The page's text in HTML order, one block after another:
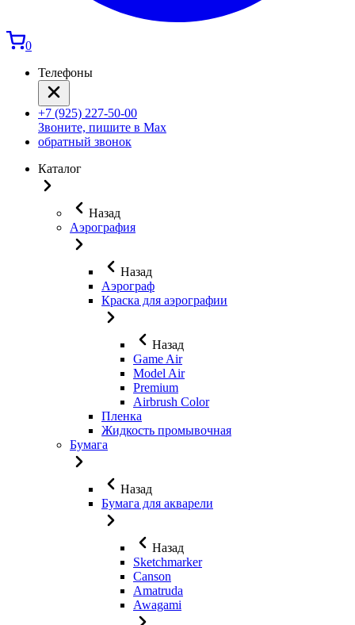
0
Телефоны
+7 (925) 227-50-00
Звоните, пишите в Max
обратный звонок
Каталог
Назад
Аэрография
Назад
Аэрограф
Краска для аэрографии
Назад
Game Air
Model Air
Premium
Airbrush Color
Пленка
Жидкость промывочная
Бумага
Назад
Бумага для акварели
Назад
Sketchmarker
Canson
Amatruda
Awagami